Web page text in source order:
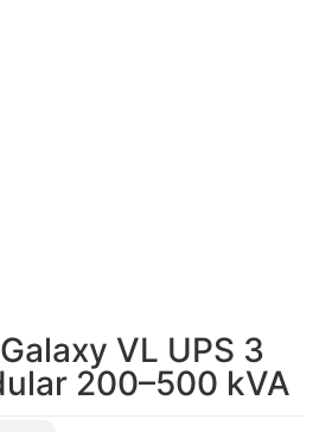
VL UPS 3
200–500 kVA